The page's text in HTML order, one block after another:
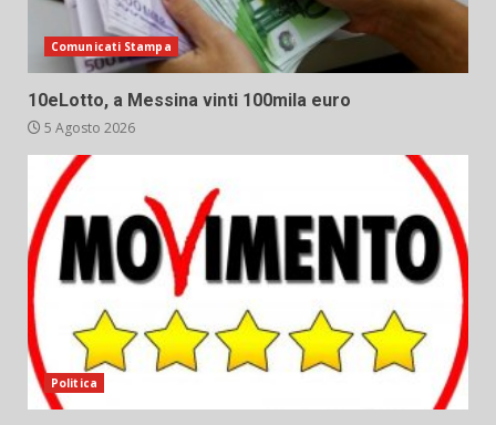
Comunicati Stampa
10eLotto, a Messina vinti 100mila euro
5 Agosto 2026
Politica